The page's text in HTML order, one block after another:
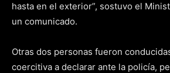
hasta en el exterior”, sostuvo el
un comunicado.
Otras dos personas fueron
coercitiva a declarar ante la policía,